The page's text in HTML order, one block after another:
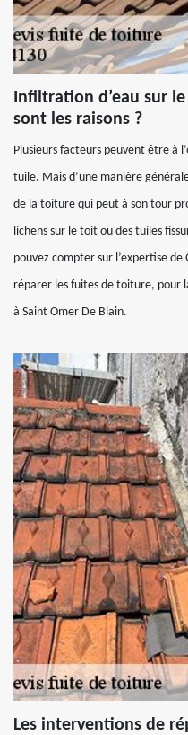
Infiltration d’eau sur
sont les raisons ?
Plusieurs facteurs peuvent être à
tuile. Mais d’une manière
de la toiture qui peut à son tour
lichens sur le toit ou des tuiles
pouvez compter sur l’expertise
réparer les fuites de toiture, pour
à Saint Omer De Blain.
Les interventions de